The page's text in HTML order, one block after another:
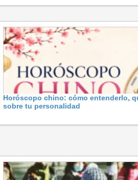
Horóscopo chino: cómo entenderlo,
sobre tu personalidad